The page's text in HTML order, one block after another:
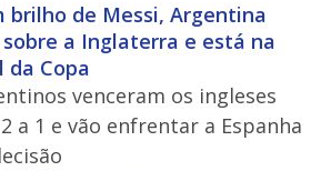
brilho de Messi, Argentina
a Inglaterra e está na
da Copa
venceram os ingleses
a 1 e vão enfrentar a Espanha